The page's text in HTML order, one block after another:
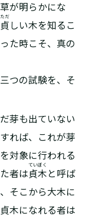
が明らかにな
貞
ただ
しい木を知るこ
た時こそ、真の
つの試験を、そ
芽も出ていない
れば、これが芽
対象に行われる
者は貞木
ていぼく
と呼ば
そこから大木に
木になれる者は